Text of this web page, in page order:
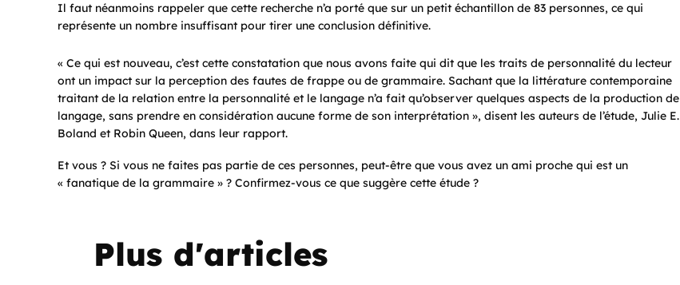
Il faut néanmoins rappeler que cette recherche n’a porté que sur un petit échantillon de 83 personnes, ce qui
représente un nombre insuffisant pour tirer une conclusion définitive.
« Ce qui est nouveau, c’est cette constatation que nous avons faite qui dit que les traits de personnalité du lecteur
ont un impact sur la perception des fautes de frappe ou de grammaire. Sachant que la littérature contemporaine
traitant de la relation entre la personnalité et le langage n’a fait qu’observer quelques aspects de la production de
langage, sans prendre en considération aucune forme de son interprétation », disent les auteurs de l’étude, Julie E.
Boland et Robin Queen, dans leur rapport.
Et vous ? Si vous ne faites pas partie de ces personnes, peut-être que vous avez un ami proche qui est un
« fanatique de la grammaire » ? Confirmez-vous ce que suggère cette étude ?
Plus d'articles